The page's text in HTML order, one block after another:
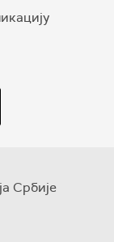
Србије